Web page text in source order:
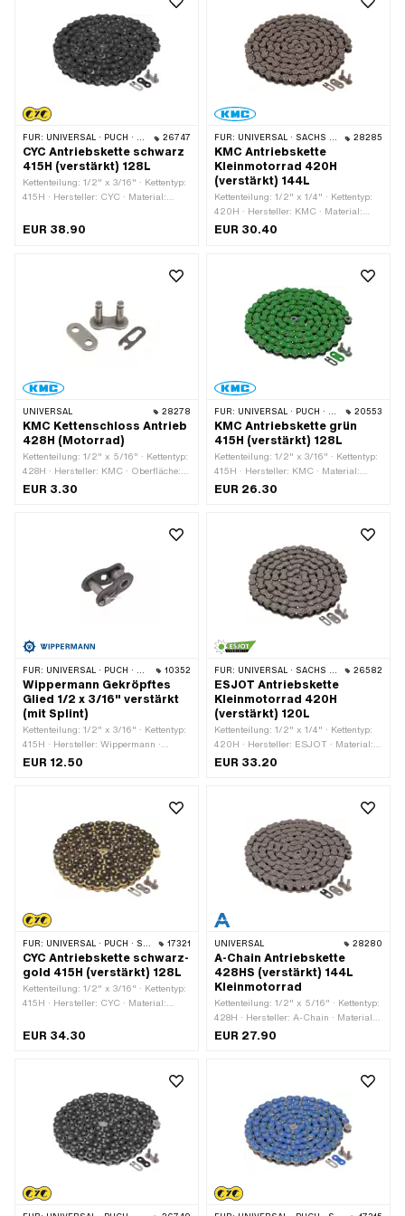
FÜR: UNIVERSAL · PUCH · SACHS · PONY / CILO (BETA 521 & 512) · ZÜNDAPP BELMONDO · TOMOS · BYE BIKE 26747
CYC Antriebskette schwarz
415H (verstärkt) 128L
Kettenteilung: 1/2" x 3/16" · Kettentyp:
415H · Hersteller: CYC · Material:
Kettenglieder: 128 Stk. · Farbe:
EUR 38.90
FÜR: UNIVERSAL · SACHS · KREIDLER 28285
KMC Antriebskette
Kleinmotorrad 420H
(verstärkt) 144L
Kettenteilung: 1/2" x 1/4" · Kettentyp:
420H · Hersteller: KMC · Material:
Stahl · Oberfläche: roh · Anzahl
EUR 30.40
UNIVERSAL 28278
KMC Kettenschloss Antrieb
428H (Motorrad)
Kettenteilung: 1/2" x 5/16" · Kettentyp:
428H · Hersteller: KMC · Oberfläche:
roh · Anzahl Kettenglieder: 1 Stk. ·
EUR 3.30
FÜR: UNIVERSAL · PUCH · SACHS · PONY / CILO (BETA 521 & 512) · ZÜNDAPP BELMONDO · TOMOS · BYE BIKE 20553
KMC Antriebskette grün
415H (verstärkt) 128L
Kettenteilung: 1/2" x 3/16" · Kettentyp:
415H · Hersteller: KMC · Material:
Stahl · Oberfläche: lackiert · Anzahl
EUR 26.30
FÜR: UNIVERSAL · PUCH · SACHS · PONY / CILO (BETA 521 & 512) · ZÜNDAPP BELMONDO · TOMOS · BYE BIKE 10352
Wippermann Gekröpftes
Glied 1/2 x 3/16" verstärkt
(mit Splint)
Kettenteilung: 1/2" x 3/16" · Kettentyp:
415H · Hersteller: Wippermann ·
Material: Stahl · Oberfläche: roh ·
Ø Bohrung: 4.25 mm · Ø Stift: 4.17
EUR 12.50
FÜR: UNIVERSAL · SACHS · KREIDLER 26582
ESJOT Antriebskette
Kleinmotorrad 420H
(verstärkt) 120L
Kettenteilung: 1/2" x 1/4" · Kettentyp:
420H · Hersteller: ESJOT · Material:
Stahl · Oberfläche: roh · Anzahl
EUR 33.20
FÜR: UNIVERSAL · PUCH · SACHS · PONY / CILO (BETA 521 & 512) · ZÜNDAPP BELMONDO · TOMOS · BYE BIKE 17321
CYC Antriebskette schwarz-
gold 415H (verstärkt) 128L
Kettenteilung: 1/2" x 3/16" · Kettentyp:
415H · Hersteller: CYC · Material:
gold · Farbe: schwarz · Anzahl
EUR 34.30
UNIVERSAL 28280
A-Chain Antriebskette
428HS (verstärkt) 144L
Kleinmotorrad
Kettenteilung: 1/2" x 5/16" · Kettentyp:
428H · Hersteller: A-Chain · Material:
Stahl · Oberfläche: roh · Anzahl
EUR 27.90